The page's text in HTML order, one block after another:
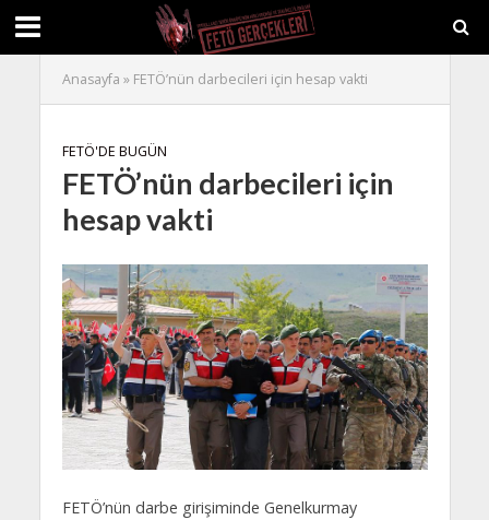
Anasayfa » FETÖ’nün darbecileri için hesap vakti
FETÖ'DE BUGÜN
FETÖ’nün darbecileri için
hesap vakti
FETÖ’nün darbe girişiminde Genelkurmay